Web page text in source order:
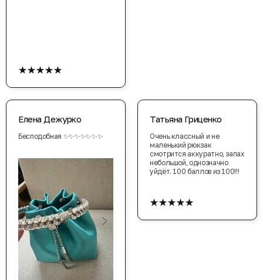
★★★★★
Елена Дежурко
Бесподобная ✨✨✨✨✨✨✨
Татьяна Гриценко
Очень классный и не
маленький рюкзак
смотрится аккуратно, запах
небольшой, однозначно
уйдёт. 100 баллов из 100!!!
★★★★★